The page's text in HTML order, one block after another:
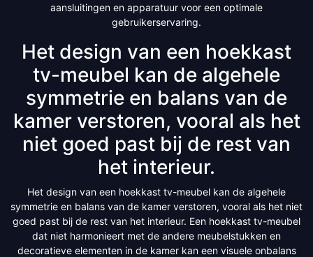
aansluitingen en apparatuur voor een optimale
gebruikerservaring.
Het design van een hoekkast
tv-meubel kan de algehele
symmetrie en balans van de
kamer verstoren, vooral als het
niet goed past bij de rest van
het interieur.
Het design van een hoekkast tv-meubel kan de algehele
symmetrie en balans van de kamer verstoren, vooral als het niet
goed past bij de rest van het interieur. Een hoekkast tv-meubel
dat niet harmonieert met de andere meubelstukken en
decoratieve elementen in de kamer kan een visuele onbalans